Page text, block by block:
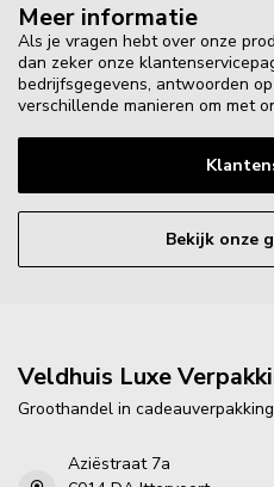
Meer informatie
Als je vragen hebt over onze
dan zeker onze
bedrijfsgegevens, antwoorden
verschillende manieren om met
Bekijk onze
Veldhuis Luxe
Groothandel in
Aziëstraat 7a